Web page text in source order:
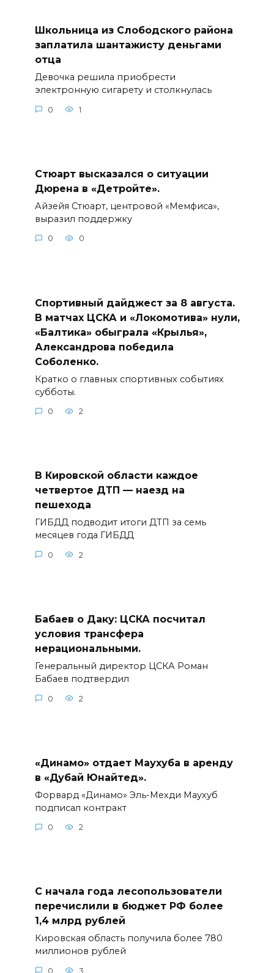
Школьница из Слободского района
заплатила шантажисту деньгами
отца
Девочка решила приобрести
электронную сигарету и столкнулась
0 1
Стюарт высказался о ситуации
Дюрена в «Детройте».
Айзейя Стюарт, центровой «Мемфиса»,
выразил поддержку
0 0
Спортивный дайджест за 8 августа.
В матчах ЦСКА и «Локомотива» нули,
«Балтика» обыграла «Крылья»,
Александрова победила
Соболенко.
Кратко о главных спортивных событиях
субботы.
0 2
В Кировской области каждое
четвертое ДТП — наезд на
пешехода
ГИБДД подводит итоги ДТП за семь
месяцев года ГИБДД
0 2
Бабаев о Даку: ЦСКА посчитал
условия трансфера
нерациональными.
Генеральный директор ЦСКА Роман
Бабаев подтвердил
0 2
«Динамо» отдает Маухуба в аренду
в «Дубай Юнайтед».
Форвард «Динамо» Эль-Мехди Маухуб
подписал контракт
0 2
С начала года лесопользователи
перечислили в бюджет РФ более
1,4 млрд рублей
Кировская область получила более 780
миллионов рублей
0 3